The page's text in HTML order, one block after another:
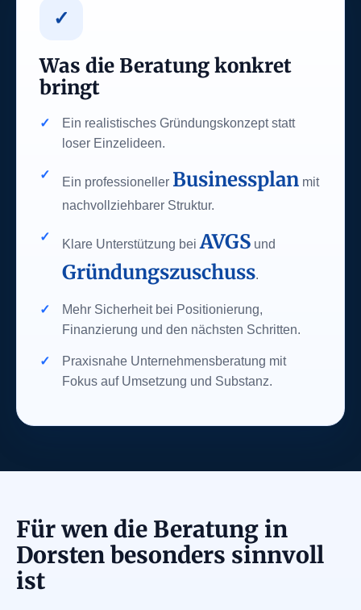
✓
Was die Beratung konkret
bringt
Ein realistisches Gründungskonzept statt
loser Einzelideen.
Ein professioneller Businessplan mit
nachvollziehbarer Struktur.
Klare Unterstützung beiAVGS und
Gründungszuschuss.
Mehr Sicherheit bei Positionierung,
Finanzierung und den nächsten Schritten.
Praxisnahe Unternehmensberatung mit
Fokus auf Umsetzung und Substanz.
Für wen die Beratung in
Dorsten besonders sinnvoll
ist